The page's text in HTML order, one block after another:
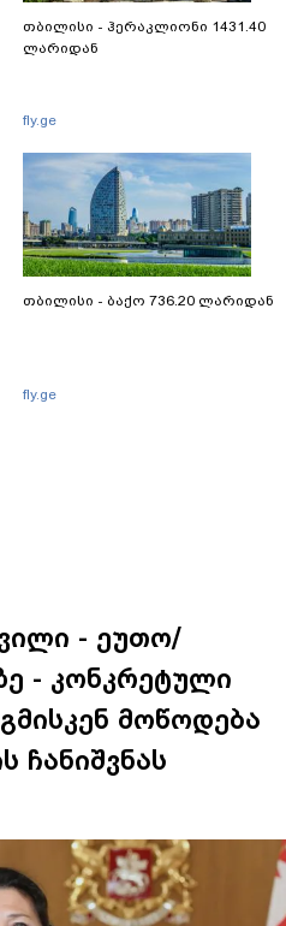
თბილისი - ჰერაკლიონი 1431.40
ლარიდან
fly.ge
თბილისი - ბაქო 736.20 ლარიდან
fly.ge
- ეუთო/
- კონკრეტული
მოწოდება
ჩანიშვნას